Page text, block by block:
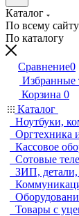
Каталог
По всему сайту
По каталогу
Сравнение0
Избранные
Корзина 0
Каталог
Ноутбуки,
Оргтехника
Кассовое
Сотовые
ЗИП,
Товары с